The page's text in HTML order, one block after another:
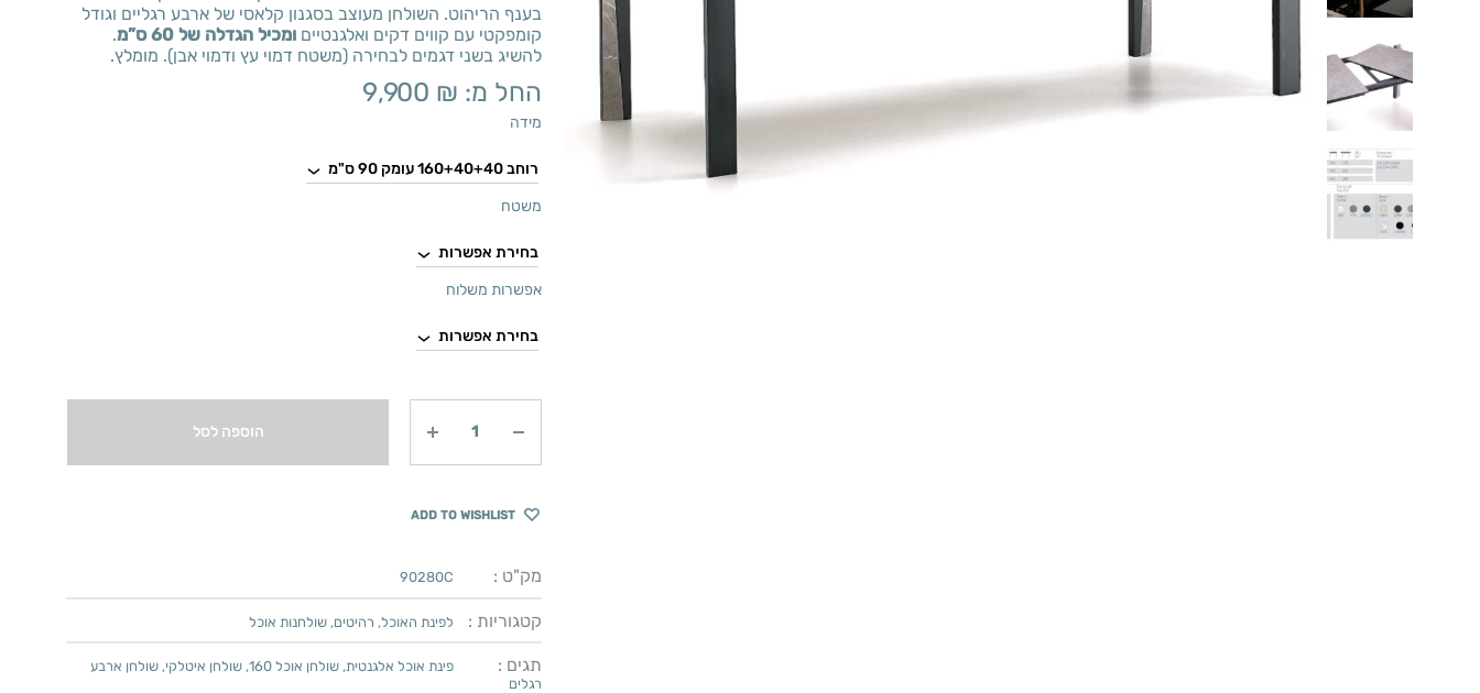
בענף הריהוט. השולחן מעוצב בסגנון קלאסי של ארבע רגליים וגודל
קומפקטי עם קווים דקים ואלגנטיים ומכיל הגדלה של 60 ס”מ
.
להשיג בשני דגמים לבחירה (משטח דמוי עץ ודמוי אבן). מומלץ.
החל מ: 9,900 ₪
מידה
משטח
אפשרות משלוח
הוספה לסל
ADD TO WISHLIST
מק"ט : 90280C
קטגוריות : לפינת האוכל, רהיטים, שולחנות אוכל
תגים : פינת אוכל אלגנטית, שולחן אוכל 160 , שולחן איטלקי, שולחן ארבע
רגלים